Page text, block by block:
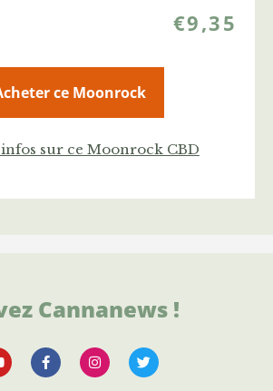
€9,35
ce Moonrock
sur ce Moonrock CBD
Cannanews !